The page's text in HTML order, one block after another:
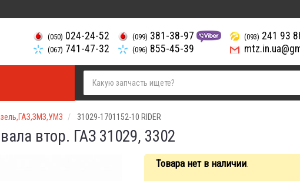
(050) 024-24-52
(067) 741-47-32
(099) 381-38-97
(096) 855-45-39
(093) 241 93
31029-1701152-10 RIDER
втор. ГАЗ 31029, 3302
Товара нет в наличии